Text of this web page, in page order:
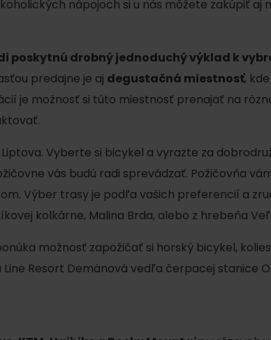
Konferenčné priestory
turistika
Všetky
Vodné parky
Vodné
História a
alkoholických nápojoch si u nás môžete zakúpiť
poskytnú drobný jednoduchý výklad k
predajne je aj degustačná miestnosť,
je možnosť si túto miestnosť prenajať na
Vyberte si bicykel a vyrazte za
vás budú radi sprevádzať. Požičovňa
Výber trasy je podľa vašich preferencií a
kolkárne, Malina Brda, alebo z hrebeňa
možnosť zapožičať si horský bicykel,
Resort Demänová vedľa čerpacej stanice